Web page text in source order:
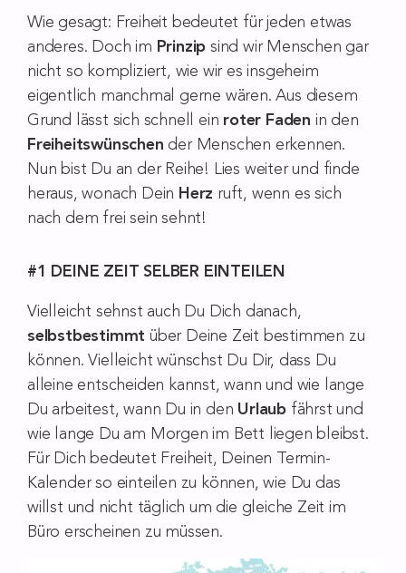
Wie gesagt: Freiheit bedeutet für jeden etwas
anderes. Doch im Prinzip sind wir Menschen gar
nicht so kompliziert, wie wir es insgeheim
eigentlich manchmal gerne wären. Aus diesem
Grund lässt sich schnell ein roter Faden in den
Freiheitswünschen der Menschen erkennen.
Nun bist Du an der Reihe! Lies weiter und finde
heraus, wonach Dein Herz ruft, wenn es sich
nach dem frei sein sehnt!
#1 DEINE ZEIT SELBER EINTEILEN
Vielleicht sehnst auch Du Dich danach,
selbstbestimmt über Deine Zeit bestimmen zu
können. Vielleicht wünschst Du Dir, dass Du
alleine entscheiden kannst, wann und wie lange
Du arbeitest, wann Du in den Urlaub fährst und
wie lange Du am Morgen im Bett liegen bleibst.
Für Dich bedeutet Freiheit, Deinen Termin-
Kalender so einteilen zu können, wie Du das
willst und nicht täglich um die gleiche Zeit im
Büro erscheinen zu müssen.